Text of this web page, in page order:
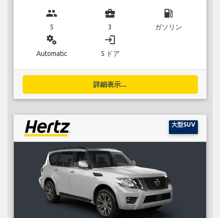
group
5
business_center
3
local_gas_station
ガソリン
miscellaneous_services
Automatic
login
5 ドア
詳細表示...
大型SUV